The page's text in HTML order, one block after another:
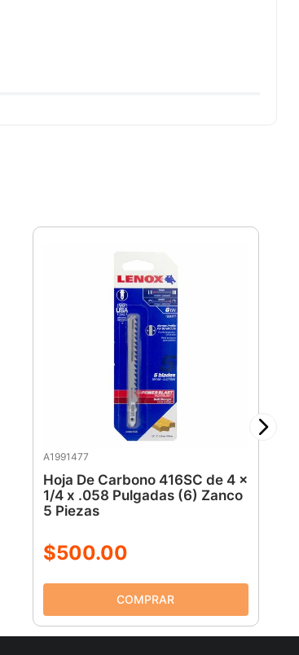
A1991477
Hoja De Carbono 416SC de 4 x
1/4 x .058 Pulgadas (6) Zanco
5 Piezas
$500.00